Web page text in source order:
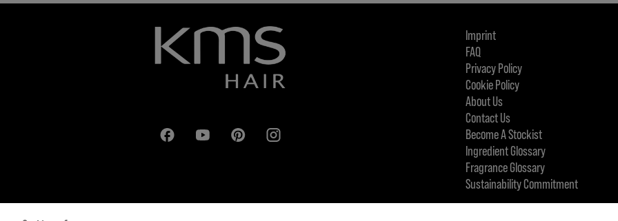
Imprint
FAQ
Privacy Policy
Cookie Policy
About Us
Contact Us
Become A Stockist
Ingredient Glossary
Fragrance Glossary
Sustainability Commitment